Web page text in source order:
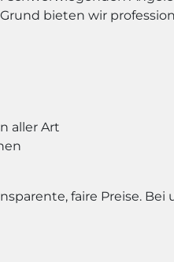
bieten wir
aller Art
faire Preise.